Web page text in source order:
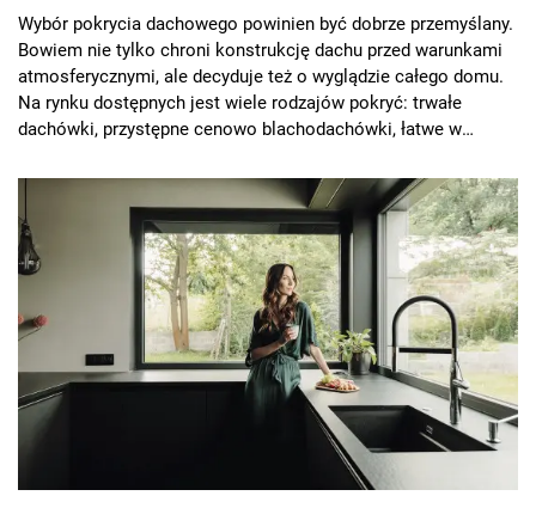
Wybór pokrycia dachowego powinien być dobrze przemyślany.
Bowiem nie tylko chroni konstrukcję dachu przed warunkami
atmosferycznymi, ale decyduje też o wyglądzie całego domu.
Na rynku dostępnych jest wiele rodzajów pokryć: trwałe
dachówki, przystępne cenowo blachodachówki, łatwe w
i wymagania montażowe, dlatego przed zakupem warto
zapoznać się z ich specyfiką. Przegląd pokryć dachowych
2026.